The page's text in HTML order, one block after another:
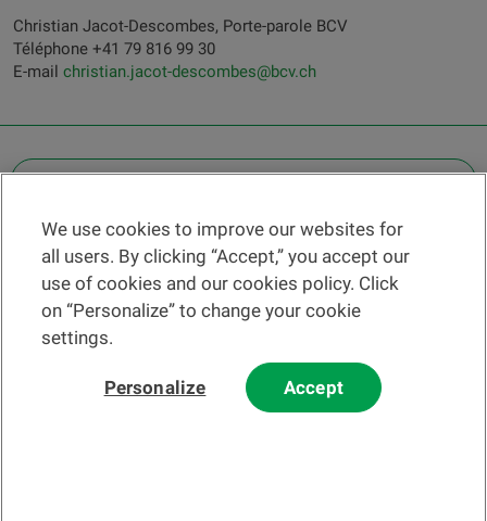
Christian Jacot-Descombes, Porte-parole BCV
Téléphone +41 79 816 99 30
E-mail christian.jacot-descombes@bcv.ch
Find a branch
Help and contact
News
We use cookies to improve our websites for
all users. By clicking “Accept,” you accept our
use of cookies and our cookies policy. Click
on “Personalize” to change your cookie
settings.
Personalize Accept